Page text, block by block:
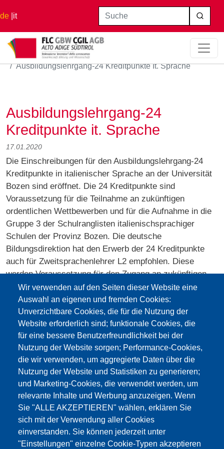
de it
Wir verwenden auf den Seiten dieser Website eine
Auswahl an eigenen und fremden Cookies:
Unverzichtbare Cookies, die für die Nutzung der
Website erforderlich sind; funktionale Cookies, die
für eine bessere Benutzerfreundlichkeit bei der
Nutzung der Website sorgen; Performance-Cookies,
die wir verwenden, um aggregierte Daten über die
Nutzung der Website und Statistiken zu generieren;
und Marketing-Cookies, die verwendet werden, um
relevante Inhalte und Werbung anzuzeigen. Wenn
Sie "ALLE AKZEPTIEREN" wählen, erklären Sie
sich mit der Verwendung aller Cookies
einverstanden. Sie können jederzeit unter
"Einstellungen" einzelne Cookie-Typen akzeptieren
Suche
Startseite
Ausbildungslehrgang-24 Kreditpunkte It. Sprache
Ausbildungslehrgang-24
Kreditpunkte it. Sprache
17.01.2020
Die Einschreibungen für den Ausbildungslehrgang-24
Kreditpunkte in italienischer Sprache an der Universität
Bozen sind eröffnet. Die 24 Kreditpunkte sind
Voraussetzung für die Teilnahme an zukünftigen
ordentlichen Wettbewerben und für die Aufnahme in die
Gruppe 3 der Schulranglisten italienischsprachiger
Schulen der Provinz Bozen. Die deutsche
Bildungsdirektion hat den Erwerb der 24 Kreditpunkte
auch für Zweitsprachenlehrer L2 empfohlen. Diese
werden Voraussetzung für den Zugang an zukünftigen
Lehrbefähigungskursen, welche die deutsche
Bildungsdirektion derzeit plant. Die Voreinschreibungen
an der UNIBZ müssen innerhalb 22. Januar 2020
gemacht werden. Für genauere Infos siehe die
Homepage der UNIBZ.